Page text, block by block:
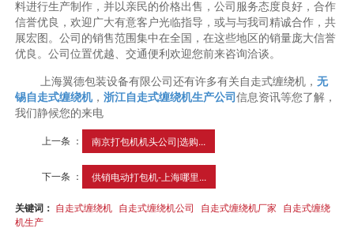
料进行生产制作，并以亲民的价格出售，公司服务态度良好，合作
信誉优良，欢迎广大有意客户光临指导，或与与我司精诚合作，共
展宏图。公司的销售范围集中在全国，在这些地区的销量庞大信誉
优良。公司位置优越、交通便利欢迎您前来咨询洽谈。
上海翼德包装设备有限公司还有许多有关自走式缠绕机，无
锡自走式缠绕机，浙江自走式缠绕机生产公司信息资讯等您了解，
我们静候您的来电
上一条 ： 南京打包机机头公司|选购...
下一条 ： 供销电动打包机-上海哪里...
关键词： 自走式缠绕机 自走式缠绕机公司 自走式缠绕机厂家 自走式缠绕
机生产